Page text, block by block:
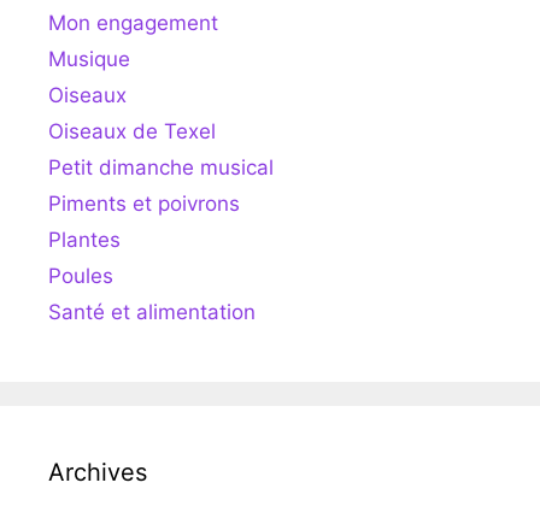
Mon engagement
Musique
Oiseaux
Oiseaux de Texel
Petit dimanche musical
Piments et poivrons
Plantes
Poules
Santé et alimentation
Archives